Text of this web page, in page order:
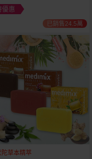
優惠
已銷售24.5萬
陀草本精萃